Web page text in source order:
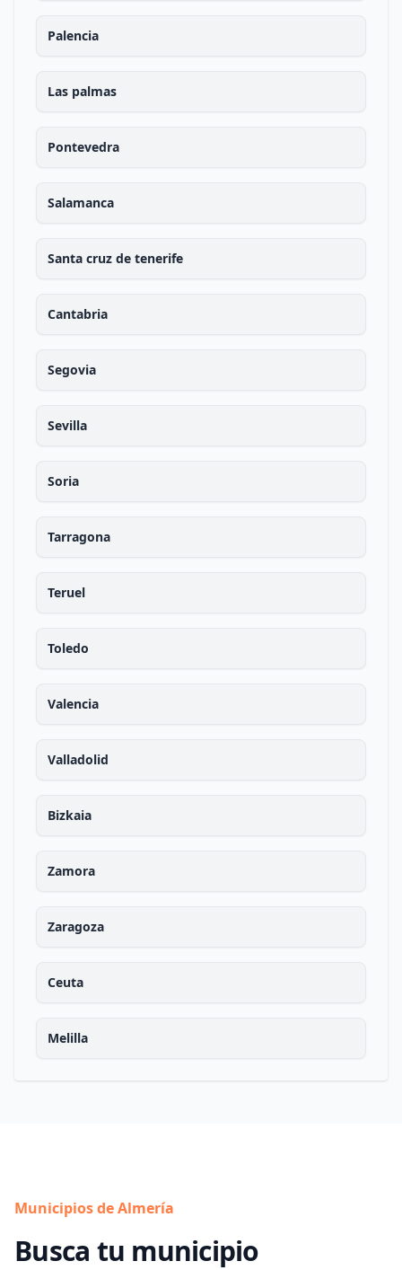
Palencia
Las palmas
Pontevedra
Salamanca
Santa cruz de tenerife
Cantabria
Segovia
Sevilla
Soria
Tarragona
Teruel
Toledo
Valencia
Valladolid
Bizkaia
Zamora
Zaragoza
Ceuta
Melilla
Municipios de Almería
Busca tu municipio